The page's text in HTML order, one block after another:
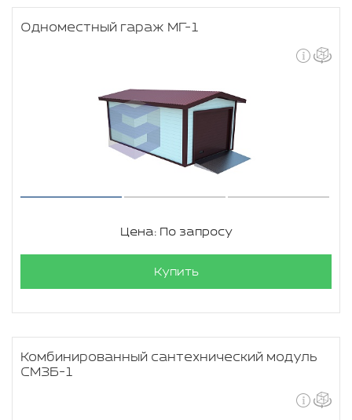
Одноместный гараж МГ-1
Цена: По запросу
Купить
Комбинированный сантехнический модуль
СМЗБ-1